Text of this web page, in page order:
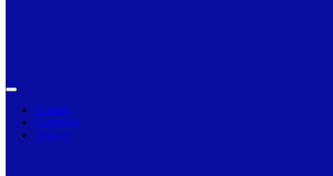
Primarii
Companii
Articole